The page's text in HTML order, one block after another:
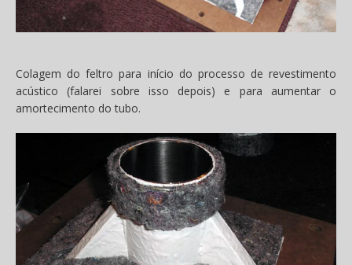
Colagem do feltro para início do processo de revestimento
acústico (falarei sobre isso depois) e para aumentar o
amortecimento do tubo.